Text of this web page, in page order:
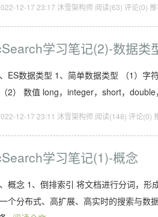
12-17 23:17 沐雪架构师 阅读(63) 评论(0)
学习笔记(2)-数据类
ES数据类型 1、简单数据类型 （1）字
2） 数值 long，integer，short，
12-17 23:11 沐雪架构师 阅读(148) 评论(0)
学习笔记(1)-概念
概念 1、倒排索引 将文档进行分词，
个分布式、高扩展、高实时的搜索与数